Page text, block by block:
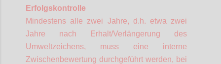
Erfolgskontrolle
Mindestens alle zwei Jahre, d.h. etwa zwei
Jahre nach Erhalt/Verlängerung des
Umweltzeichens, muss eine interne
Zwischenbewertung durchgeführt werden, bei